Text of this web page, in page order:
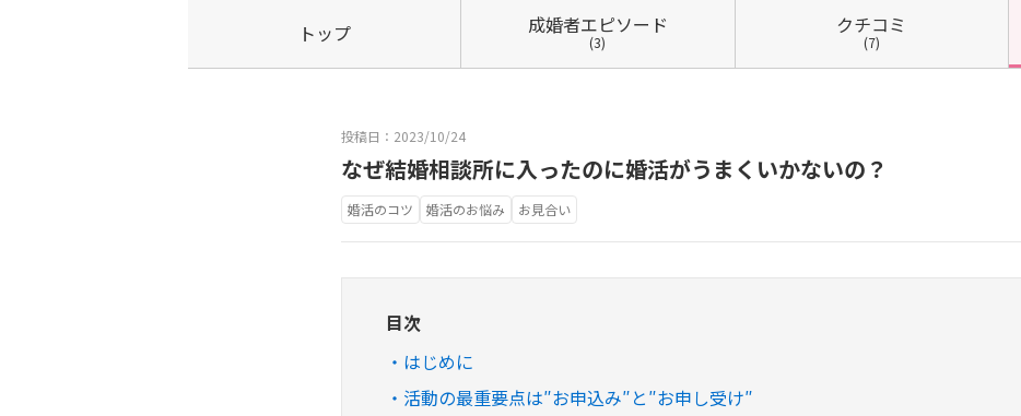
トップ 成婚者エピソード
(3)
クチコミ
(7)
投稿日：2023/10/24
なぜ結婚相談所に入ったのに婚活がうまくいかないの？
婚活のコツ 婚活のお悩み お見合い
目次
はじめに
活動の最重要点は″お申込み″と″お申し受け″